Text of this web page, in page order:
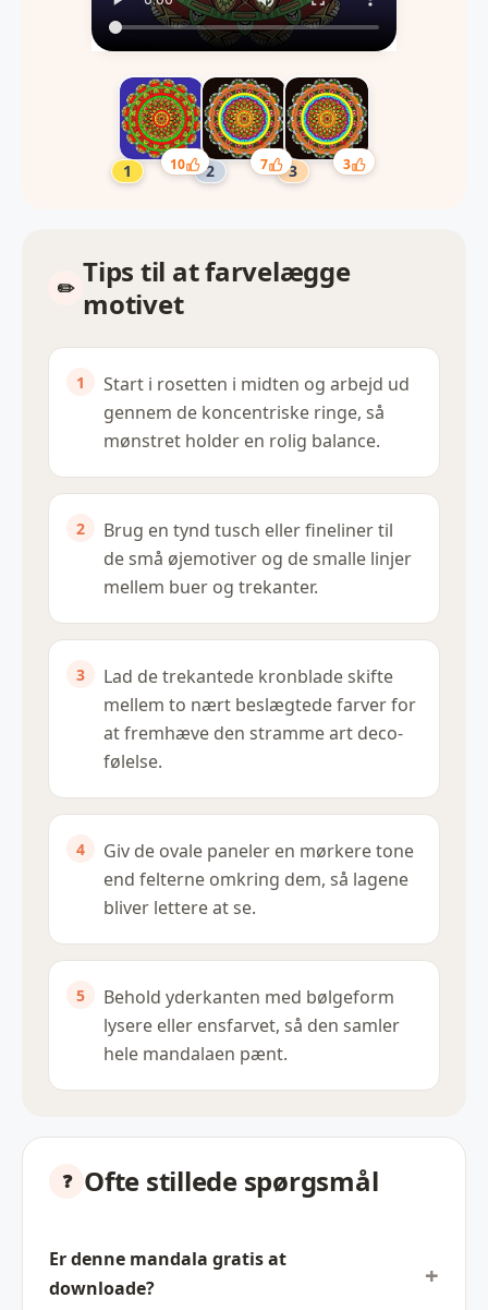
10 7 3
Tips til at farvelægge
motivet
Start i rosetten i midten og arbejd ud
gennem de koncentriske ringe, så
mønstret holder en rolig balance.
Brug en tynd tusch eller fineliner til
de små øjemotiver og de smalle linjer
mellem buer og trekanter.
Lad de trekantede kronblade skifte
mellem to nært beslægtede farver for
at fremhæve den stramme art deco-
følelse.
Giv de ovale paneler en mørkere tone
end felterne omkring dem, så lagene
bliver lettere at se.
Behold yderkanten med bølgeform
lysere eller ensfarvet, så den samler
hele mandalaen pænt.
Ofte stillede spørgsmål
Er denne mandala gratis at
downloade?